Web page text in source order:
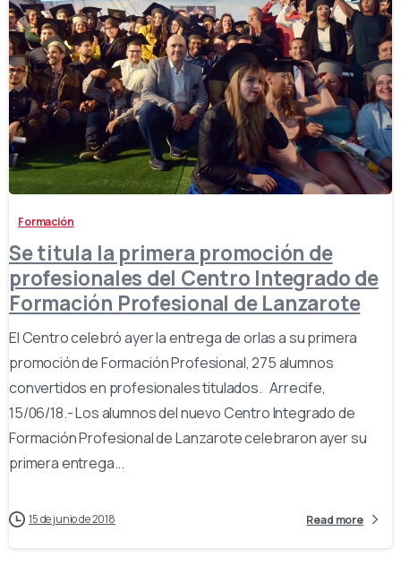
-
Formación
Se titula la primera promoción de
profesionales del Centro Integrado de
Formación Profesional de Lanzarote
El Centro celebró ayer la entrega de orlas a su primera
promoción de Formación Profesional, 275 alumnos
convertidos en profesionales titulados. Arrecife,
15/06/18.- Los alumnos del nuevo Centro Integrado de
Formación Profesional de Lanzarote celebraron ayer su
primera entrega...
15 de junio de 2018 Read more